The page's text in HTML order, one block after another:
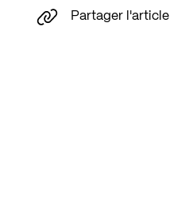
Partager l'article